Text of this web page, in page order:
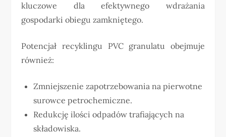
kluczowe dla efektywnego wdrażania
gospodarki obiegu zamkniętego.
Potencjał recyklingu PVC granulatu obejmuje
również:
Zmniejszenie zapotrzebowania na pierwotne
surowce petrochemiczne.
Redukcję ilości odpadów trafiających na
składowiska.